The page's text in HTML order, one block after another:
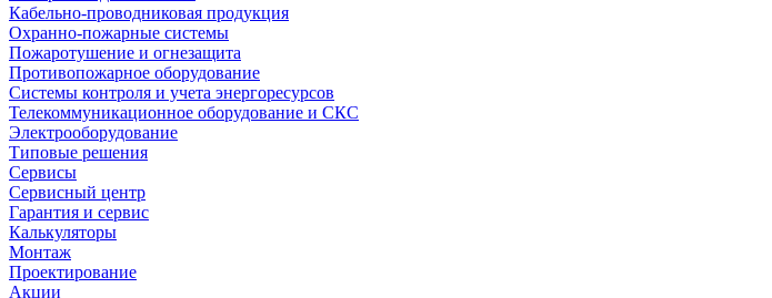
Кабельно-проводниковая продукция
Охранно-пожарные системы
Пожаротушение и огнезащита
Противопожарное оборудование
Системы контроля и учета энергоресурсов
Телекоммуникационное оборудование и СКС
Электрооборудование
Типовые решения
Сервисы
Сервисный центр
Гарантия и сервис
Калькуляторы
Монтаж
Проектирование
Акции